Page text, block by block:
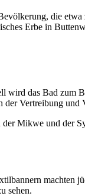
die
Erbe in
wird das Bad
Vertreibung und
Mikwe und der
machten
sehen.